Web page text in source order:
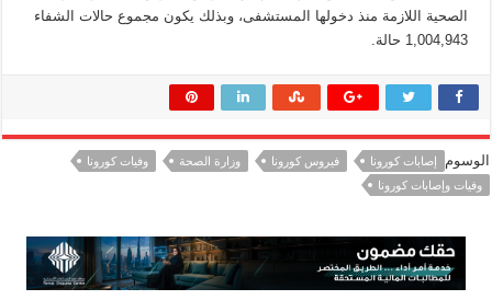
الصحية اللازمة منذ دخولها المستشفى، وبذلك يكون مجموع حالات الشفاء
1,004,943 حالة.
الوسوم إصابات كورونا فيروس كورونا وزارة الصحة
وفيات كورونا
وفيات وإصابات كورونا